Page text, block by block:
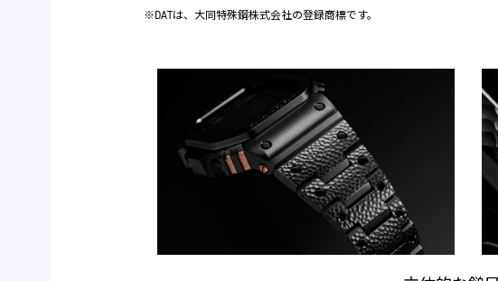
※DATは、大同特殊鋼株式会社の登録商標です。